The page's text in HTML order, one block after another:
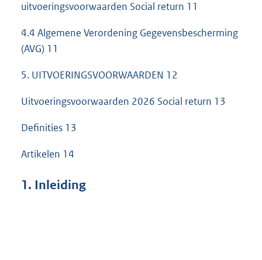
uitvoeringsvoorwaarden Social return 11
4.4 Algemene Verordening Gegevensbescherming
(AVG) 11
5. UITVOERINGSVOORWAARDEN 12
Uitvoeringsvoorwaarden 2026 Social return 13
Definities 13
Artikelen 14
1. Inleiding